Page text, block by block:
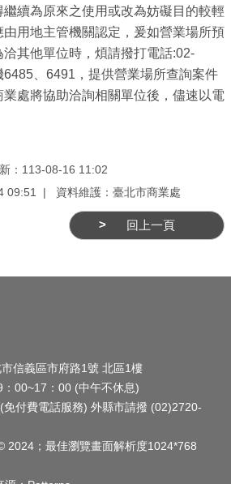
續為原來之使用或改為妨礙目的較輕
用地主管機關認定，爰如營業場所預
其他單位時，煩請撥打電話:02-
、6491，提供營業場所查詢案件
處將協助洽詢相關單位後，儘速以電
：113-08-16 11:02
09:51
資料維護：臺北市商業處
回上一頁
信義區市府路1號 北區1樓
00~17：00 (中午不休息)
(免付費電話服務) 外縣市請撥 (02)2720-
2024；最佳瀏覽畫面解析度1024*768